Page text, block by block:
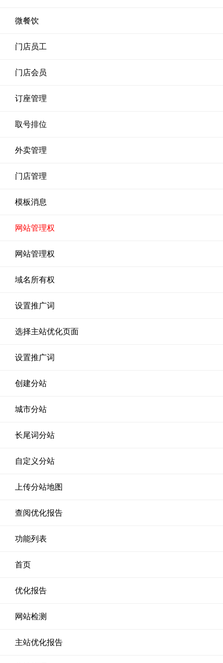
微餐饮
门店员工
门店会员
订座管理
取号排位
外卖管理
门店管理
模板消息
网站管理权
网站管理权
域名所有权
设置推广词
选择主站优化页面
设置推广词
创建分站
城市分站
长尾词分站
自定义分站
上传分站地图
查阅优化报告
功能列表
首页
优化报告
网站检测
主站优化报告